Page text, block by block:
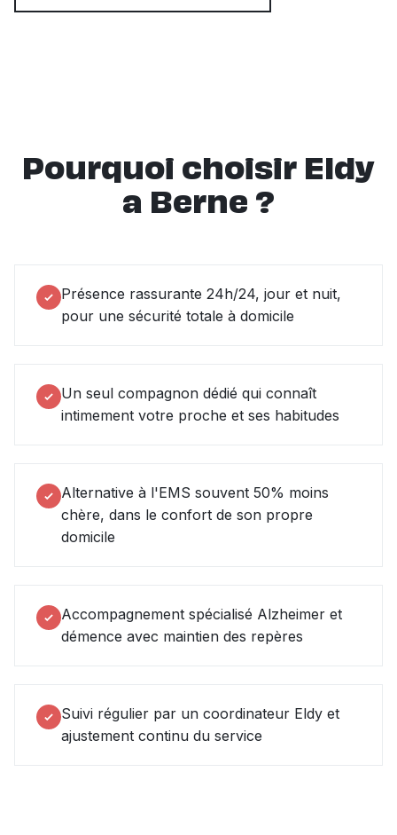
Pourquoi choisir Eldy
a Berne ?
Présence rassurante 24h/24, jour et nuit,
pour une sécurité totale à domicile
Un seul compagnon dédié qui connaît
intimement votre proche et ses habitudes
Alternative à l'EMS souvent 50% moins
chère, dans le confort de son propre
domicile
Accompagnement spécialisé Alzheimer et
démence avec maintien des repères
Suivi régulier par un coordinateur Eldy et
ajustement continu du service